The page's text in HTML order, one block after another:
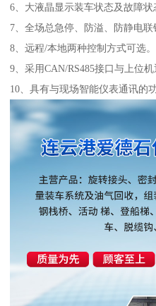
6、大液晶显示装车状态及故障状
7、全场总急停、防溢、防静电联
8、远程/本地两种控制方式可选。
9、采用CAN/RS485接口与上位机
10、具有与现场智能仪表通讯的功